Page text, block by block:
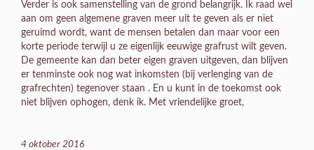
Verder is ook samenstelling van de grond belangrijk. Ik raad wel
aan om geen algemene graven meer uit te geven als er niet
geruimd wordt, want de mensen betalen dan maar voor een
korte periode terwijl u ze eigenlijk eeuwige grafrust wilt geven.
De gemeente kan dan beter eigen graven uitgeven, dan blijven
er tenminste ook nog wat inkomsten (bij verlenging van de
grafrechten) tegenover staan . En u kunt in de toekomst ook
niet blijven ophogen, denk ik. Met vriendelijke groet,
4 oktober 2016